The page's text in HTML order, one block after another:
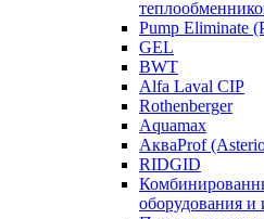
Pump Eliminate
GEL
BWT
Alfa Laval CIP
Rothenberger
Aquamax
АкваProf
RIDGID
оборудования